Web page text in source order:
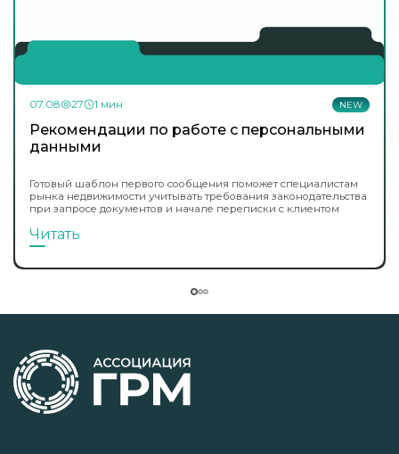
NEW
07.08 27 1 мин
Рекомендации по работе с персональными
данными
Готовый шаблон первого сообщения поможет специалистам
рынка недвижимости учитывать требования законодательства
при запросе документов и начале переписки с клиентом
Читать